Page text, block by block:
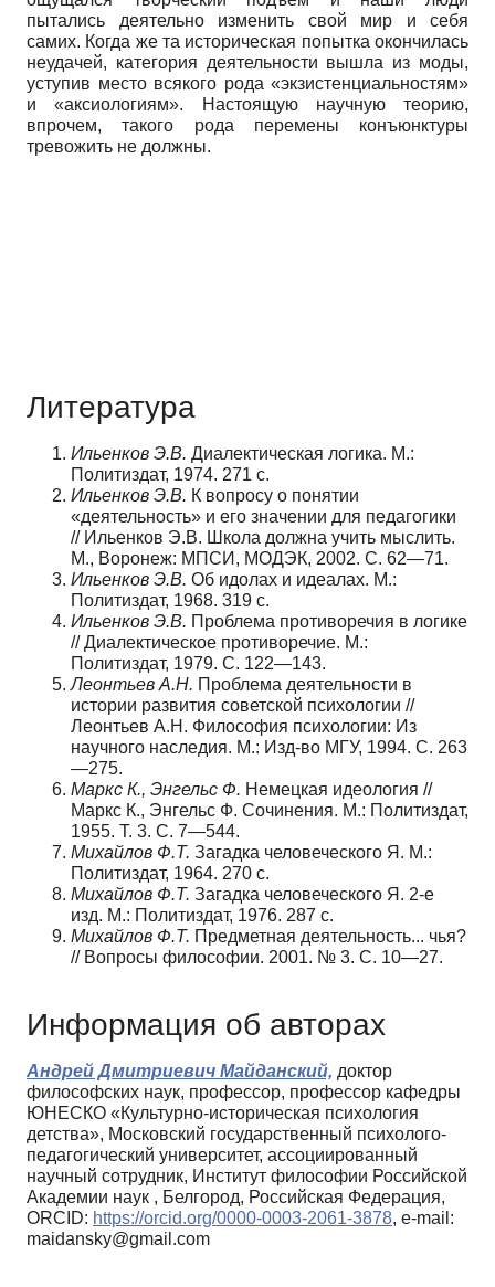
пытались деятельно изменить свой мир и себя
самих. Когда же та историческая попытка окончилась
неудачей, категория деятельности вышла из моды,
уступив место всякого рода «экзистенциальностям»
и «ак­сиологиям». Настоящую научную теорию,
впрочем, такого рода перемены конъюнктуры
тревожить не должны.
Литература
Ильенков Э.В. Диалектическая логика. М.:
Политиздат, 1974. 271 с.
Ильенков Э.В. К вопросу о понятии
«деятельность» и его значении для педагогики
// Ильенков Э.В. Школа должна учить мыслить.
М., Воронеж: МПСИ, МОДЭК, 2002. С. 62—71.
Ильенков Э.В. Об идолах и идеалах. М.:
Политиздат, 1968. 319 с.
Ильенков Э.В. Проблема противоречия в логике
// Диалектическое противоречие. М.:
Политиздат, 1979. С. 122—143.
Леонтьев А.H. Проблема деятельности в
истории развития советской психологии //
Леонтьев А.H. Философия психологии: Из
научного наследия. М.: Изд-во МГУ, 1994. С. 263
—275.
Маркс К., Энгельс Ф. Немецкая идеология //
Маркс К., Энгельс Ф. Сочинения. М.: Политиздат,
1955. Т. 3. С. 7—544.
Михайлов Ф.Т. Загадка человеческого Я. М.:
Политиздат, 1964. 270 с.
Михайлов Ф.Т. Загадка человеческого Я. 2-е
изд. М.: Политиздат, 1976. 287 с.
Михайлов Ф.Т. Предметная деятельность... чья?
// Вопросы философии. 2001. № 3. С. 10—27.
Информация об авторах
Андрей Дмитриевич Майданский, доктор
философских наук, профессор, профессор кафедры
ЮНЕСКО «Культурно-историческая психология
детства», Московский государственный психолого-
педагогический университет, ассоциированный
научный сотрудник, Институт философии Российской
Академии наук , Белгород, Российская Федерация,
ORCID: https://orcid.org/0000-0003-2061-3878, e-mail:
maidansky@gmail.com